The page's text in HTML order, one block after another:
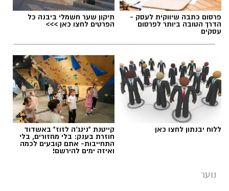
פועל.
בית הספר לצרכים מיוחדים 'אופקים' ביבנה נפתח
בשנת הלימודים הנוכחית, בהנהלתדקלה
אזולאי-אסרף, והוא נותן מענה לתלמידים בכיתות
א'-ג׳ (ובהמשך לגילאים מתקדמים יותר) מיבנה
והסביבה.
פרסום כתבה שיווקית לעסק -
הדרך הטובה ביותר לפרסום
עסקים
תיקון שער חשמלי ביבנה כל
הפרטים לחצו כאן >>>
ללוח יבנתון לחצו כאן קייטנת "נינג'ה לזוז" באשדוד
חוזרת בענק: בלי מחזורים, בלי
התחייבות- אתם קובעים לכמה
ואיזה ימים להירשם!
נוער